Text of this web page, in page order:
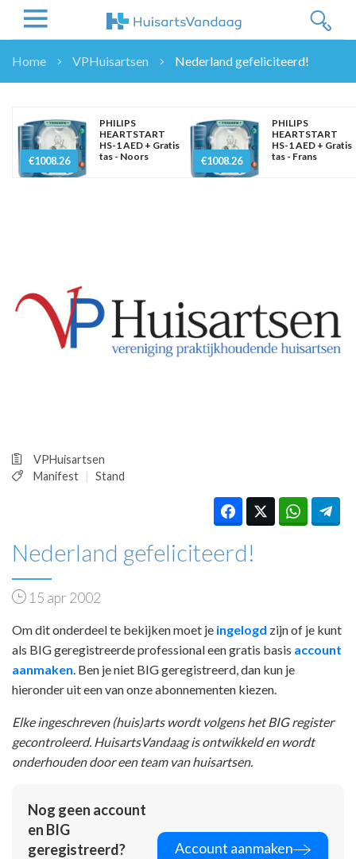
OVERHEID
WETENSCHAP
ZORGVERZEKERAARS
LHV
OPINIE
HUISARTSENPOST
INLOGGEN
Home VPHuisartsen Nederland gefeliciteerd!
€1008.26
PHILIPS
HEARTSTART
HS-1 AED + Gratis
tas - Noors
€1008.26
PHILIPS
HEARTSTART
HS-1 AED + Gratis
tas - Frans
VPHuisartsen
Manifest
Stand
Nederland gefeliciteerd!
15 apr 2002
Om dit onderdeel te bekijken moet je ingelogd zijn of je kunt
als BIG geregistreerde professional een gratis basis account
aanmaken . Ben je niet BIG geregistreerd, dan kun je
hieronder uit een van onze abonnementen kiezen.
Elke ingeschreven (huis)arts wordt volgens het BIG register
gecontroleerd. HuisartsVandaag is ontwikkeld en wordt
onderhouden door een team van huisartsen.
Nog geen account
en BIG
geregistreerd?
Account aanmaken